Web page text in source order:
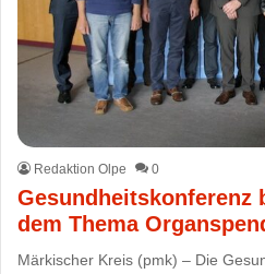
Redaktion Olpe 0
dem Thema
Märkischer Kreis (pmk) – Die